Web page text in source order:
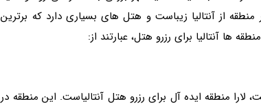
از آنتالیا زیباست و هتل های بسیاری دارد که برترین
ها آنتالیا برای رزرو هتل، عبارتند از:
منطقه ایده آل برای رزرو هتل آنتالیاست. این منطقه در